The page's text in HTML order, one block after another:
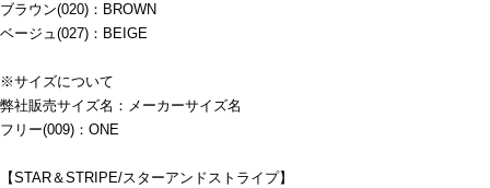
ブラウン(020)：BROWN
ベージュ(027)：BEIGE
※サイズについて
弊社販売サイズ名：メーカーサイズ名
フリー(009)：ONE
【STAR＆STRIPE/スターアンドストライプ】